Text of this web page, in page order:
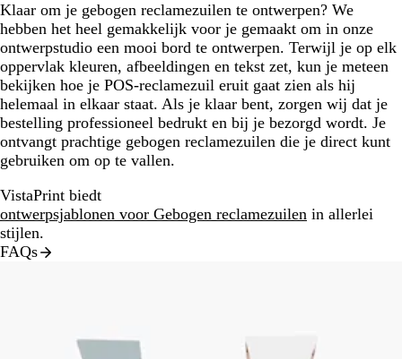
Klaar om je gebogen reclamezuilen te ontwerpen? We
hebben het heel gemakkelijk voor je gemaakt om in onze
ontwerpstudio een mooi bord te ontwerpen. Terwijl je op elk
oppervlak kleuren, afbeeldingen en tekst zet, kun je meteen
bekijken hoe je POS-reclamezuil eruit gaat zien als hij
helemaal in elkaar staat. Als je klaar bent, zorgen wij dat je
bestelling professioneel bedrukt en bij je bezorgd wordt. Je
ontvangt prachtige gebogen reclamezuilen die je direct kunt
gebruiken om op te vallen.
VistaPrint biedt
ontwerpsjablonen voor Gebogen reclamezuilen in allerlei
stijlen.
FAQs